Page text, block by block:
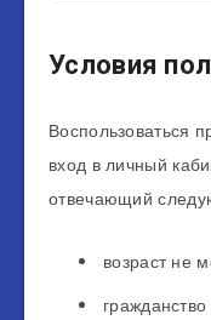
Условия
Воспользоваться
вход в личный
отвечающий
возраст не